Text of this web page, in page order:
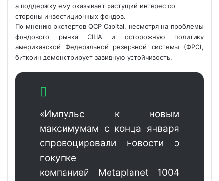
а поддержку ему оказывает растущий интерес со
стороны инвестиционных фондов.
По мнению экспертов QCP Capital, несмотря на проблемы
фондового рынка США и осторожную политику
американской Федеральной резервной системы (ФРС),
биткоин демонстрирует завидную устойчивость.
«Импульс к новым
максимумам с конца января
спровоцировали новости о
покупке
компанией Metaplanet 1004